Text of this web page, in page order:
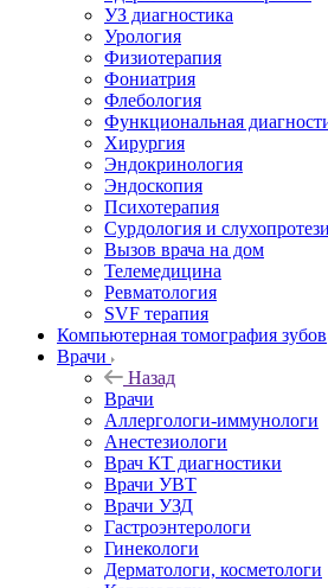
УЗ диагностика
Урология
Физиотерапия
Фониатрия
Флебология
Функциональная
Хирургия
Эндокринология
Эндоскопия
Психотерапия
Сурдология и
Вызов врача на дом
Телемедицина
Ревматология
SVF терапия
Компьютерная томография зубов
Врачи
Назад
Врачи
Аллергологи-иммунологи
Анестезиологи
Врач КТ диагностики
Врачи УВТ
Врачи УЗД
Гастроэнтерологи
Гинекологи
Дерматологи, косметологи